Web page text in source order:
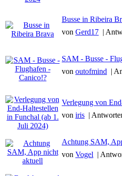
Busse in Ribeira
von Gerd17 |
SAM - Busse -
von outofmind |
Verlegung von
von iris |
Achtung SAM,
von Vogel |